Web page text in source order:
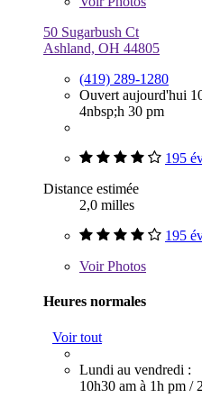
50 Sugarbush Ct
Ashland, OH 44805
(419) 289-1280
Ouvert aujourd'hui
4nbsp;h 30 pm
195
Distance estimée
2,0 milles
195
VoirPhotos
Heures normales
Voir tout
Lundi au vendredi :
10h30 am à 1h pm /